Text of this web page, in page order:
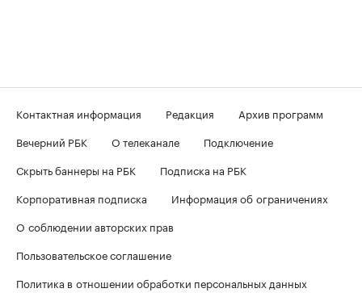
Контактная информация Редакция
Архив программ
Вечерний РБК
О телеканале
Подключение
Скрыть баннеры на РБК
Подписка на РБК
Корпоративная подписка
Информация об ограничениях
О соблюдении авторских прав
Пользовательское соглашение
Политика в отношении обработки персональных данных